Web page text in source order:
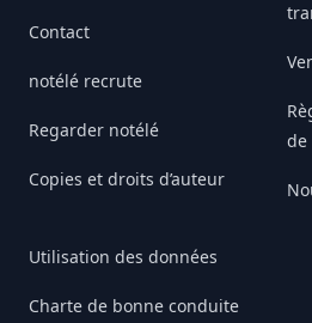
Contact
notélé recrute
Regarder notélé
Copies et droits d’auteur
Utilisation des données
Charte de bonne conduite
de